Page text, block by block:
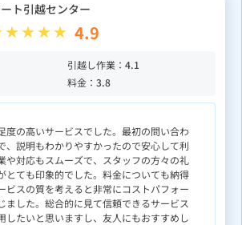
ト引越センター
4.9
引越し作業： 4.1
料金： 3.8
度の高いサービスでした。最初の問い合わ
、説明もわかりやすかったので安心して利
や対応もスムーズで、スタッフの方々の礼
とても印象的でした。料金についても納得
ビスの質を考えると非常にコストパフォー
ました。総合的に見て信頼できるサービス
したいと思いますし、友人にもおすすめし